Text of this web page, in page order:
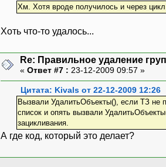
Хм. Хотя вроде получилось и через
Хоть что-то удалось...
Re: Правильное удаление
« Ответ #7 : 23-12-2009 09:57 »
Цитата: Kivals от 22-12-2009 12:26
Вызвали УдалитьОбъекты(), если ТЗ не
список и опять вызвали
зацикливания.
А где код, который это делает?